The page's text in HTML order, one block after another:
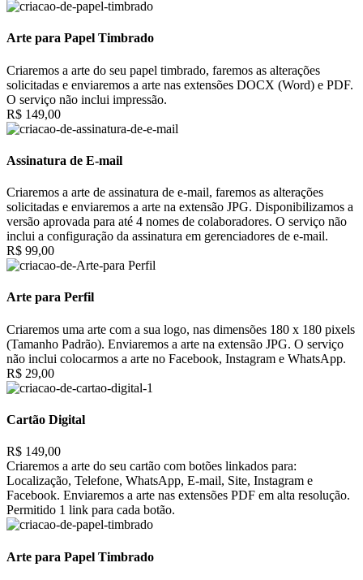
Arte para Papel Timbrado
Criaremos a arte do seu papel timbrado, faremos as alterações
solicitadas e enviaremos a arte nas extensões DOCX (Word) e PDF.
O serviço não inclui impressão.
R$ 149,00
Assinatura de E-mail
Criaremos a arte de assinatura de e-mail, faremos as alterações
solicitadas e enviaremos a arte na extensão JPG. Disponibilizamos a
versão aprovada para até 4 nomes de colaboradores. O serviço não
inclui a configuração da assinatura em gerenciadores de e-mail.
R$ 99,00
Arte para Perfil
Criaremos uma arte com a sua logo, nas dimensões 180 x 180 pixels
(Tamanho Padrão). Enviaremos a arte na extensão JPG. O serviço
não inclui colocarmos a arte no Facebook, Instagram e WhatsApp.
R$ 29,00
Cartão Digital
R$ 149,00
Criaremos a arte do seu cartão com botões linkados para:
Localização, Telefone, WhatsApp, E-mail, Site, Instagram e
Facebook. Enviaremos a arte nas extensões PDF em alta resolução.
Permitido 1 link para cada botão.
Arte para Papel Timbrado